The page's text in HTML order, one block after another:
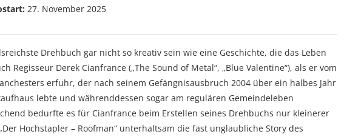
27. November 2025
Drehbuch gar nicht so kreativ sein wie eine Geschichte, die das Leben
Regisseur Derek Cianfrance („The Sound of Metal“, „Blue Valentine“), als er vom
erfuhr, der nach seinem Gefängnisausbruch 2004 über ein halbes Jahr
lebte und währenddessen sogar am regulären Gemeindeleben
bedurfte es für Cianfrance beim Erstellen seines Drehbuchs nur kleinerer
Hochstapler – Roofman“ unterhaltsam die fast unglaubliche Story des